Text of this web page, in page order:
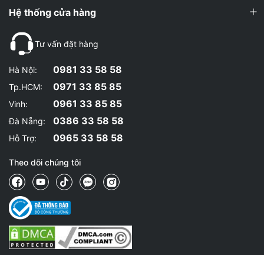
Hệ thống cửa hàng
Tư vấn đặt hàng
Hà Nội: 0981 33 58 58
Tp.HCM: 0971 33 85 85
Vinh: 0961 33 85 85
Đà Nẵng: 0386 33 58 58
Hỗ Trợ: 0965 33 58 58
Theo dõi chúng tôi